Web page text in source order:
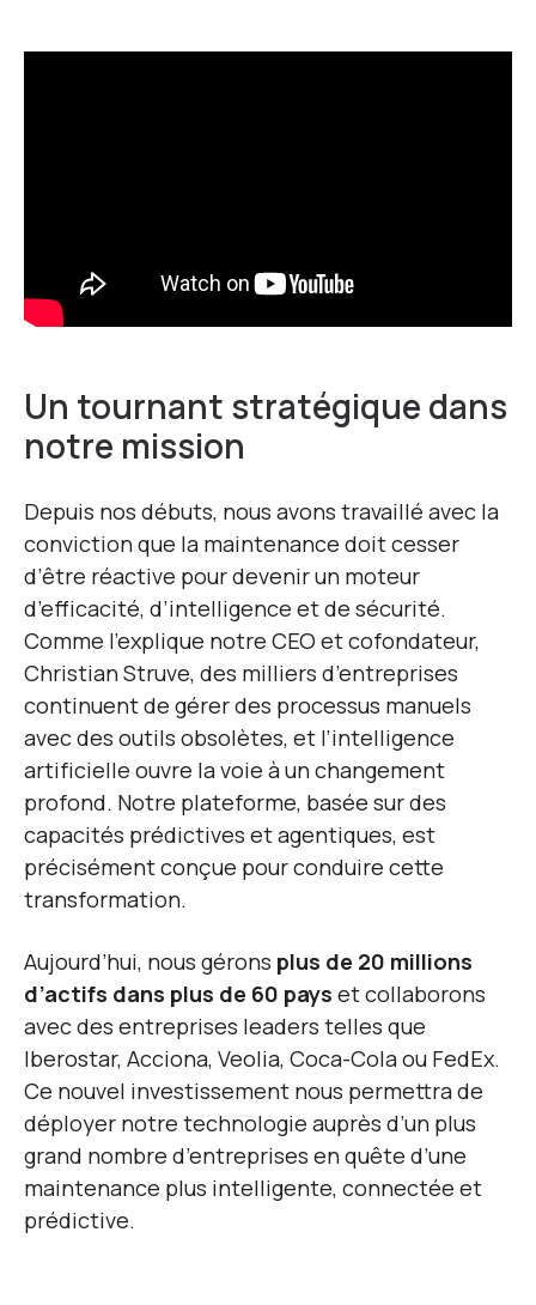
Un tournant stratégique dans
notre mission
Depuis nos débuts, nous avons travaillé avec la
conviction que la maintenance doit cesser
d’être réactive pour devenir un moteur
d’efficacité, d’intelligence et de sécurité.
Comme l’explique notre CEO et cofondateur,
Christian Struve, des milliers d’entreprises
continuent de gérer des processus manuels
avec des outils obsolètes, et l’intelligence
artificielle ouvre la voie à un changement
profond. Notre plateforme, basée sur des
capacités prédictives et agentiques, est
précisément conçue pour conduire cette
transformation.
Aujourd’hui, nous gérons plus de 20 millions
d’actifs dans plus de 60 pays et collaborons
avec des entreprises leaders telles que
Iberostar, Acciona, Veolia, Coca-Cola ou FedEx.
Ce nouvel investissement nous permettra de
déployer notre technologie auprès d’un plus
grand nombre d’entreprises en quête d’une
maintenance plus intelligente, connectée et
prédictive.